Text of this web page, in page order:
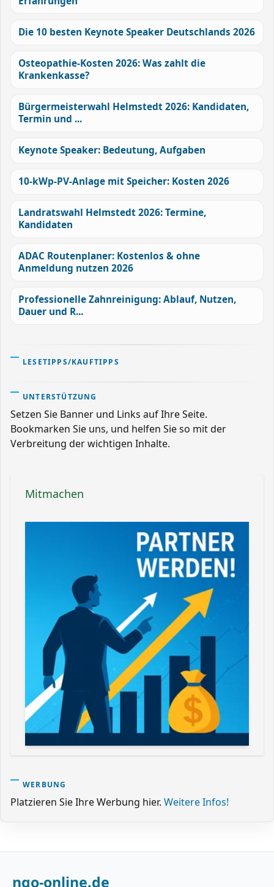
Die 10 besten Keynote Speaker Deutschlands 2026
Osteopathie-Kosten 2026: Was zahlt die
Krankenkasse?
Bürgermeisterwahl Helmstedt 2026: Kandidaten,
Termin und ...
Keynote Speaker: Bedeutung, Aufgaben
10-kWp-PV-Anlage mit Speicher: Kosten 2026
Landratswahl Helmstedt 2026: Termine,
Kandidaten
ADAC Routenplaner: Kostenlos & ohne
Anmeldung nutzen 2026
Professionelle Zahnreinigung: Ablauf, Nutzen,
Dauer und R...
LESETIPPS/KAUFTIPPS
UNTERSTÜTZUNG
Setzen Sie Banner und Links auf Ihre Seite.
Bookmarken Sie uns, und helfen Sie so mit der
Verbreitung der wichtigen Inhalte.
Mitmachen
WERBUNG
Platzieren Sie Ihre Werbung hier. Weitere Infos!
ngo-online.de